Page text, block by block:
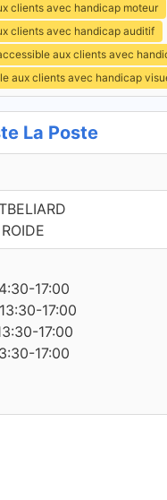
clients avec handicap moteur
clients avec handicap auditif
aux clients avec
aux clients avec handicap
La Poste
17:00
17:00
17:00
17:00